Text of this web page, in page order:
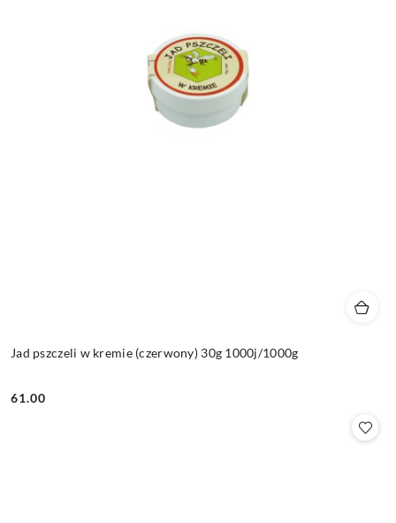
Jad pszczeli w kremie (czerwony) 30g 1000j/1000g
Cena:
61.00